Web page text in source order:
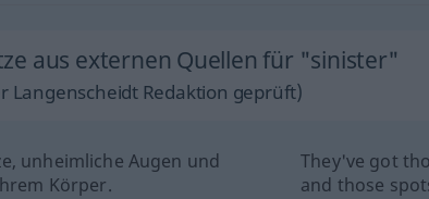
aus externen Quellen für "sinister"
Langenscheidt Redaktion geprüft)
unheimliche Augen und
Körper.
They've got
and those